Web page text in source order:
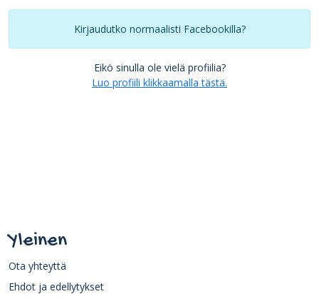
Kirjaudutko normaalisti Facebookilla?
Eikö sinulla ole vielä profiilia?
Luo profiili klikkaamalla tästä.
Yleinen
Ota yhteyttä
Ehdot ja edellytykset